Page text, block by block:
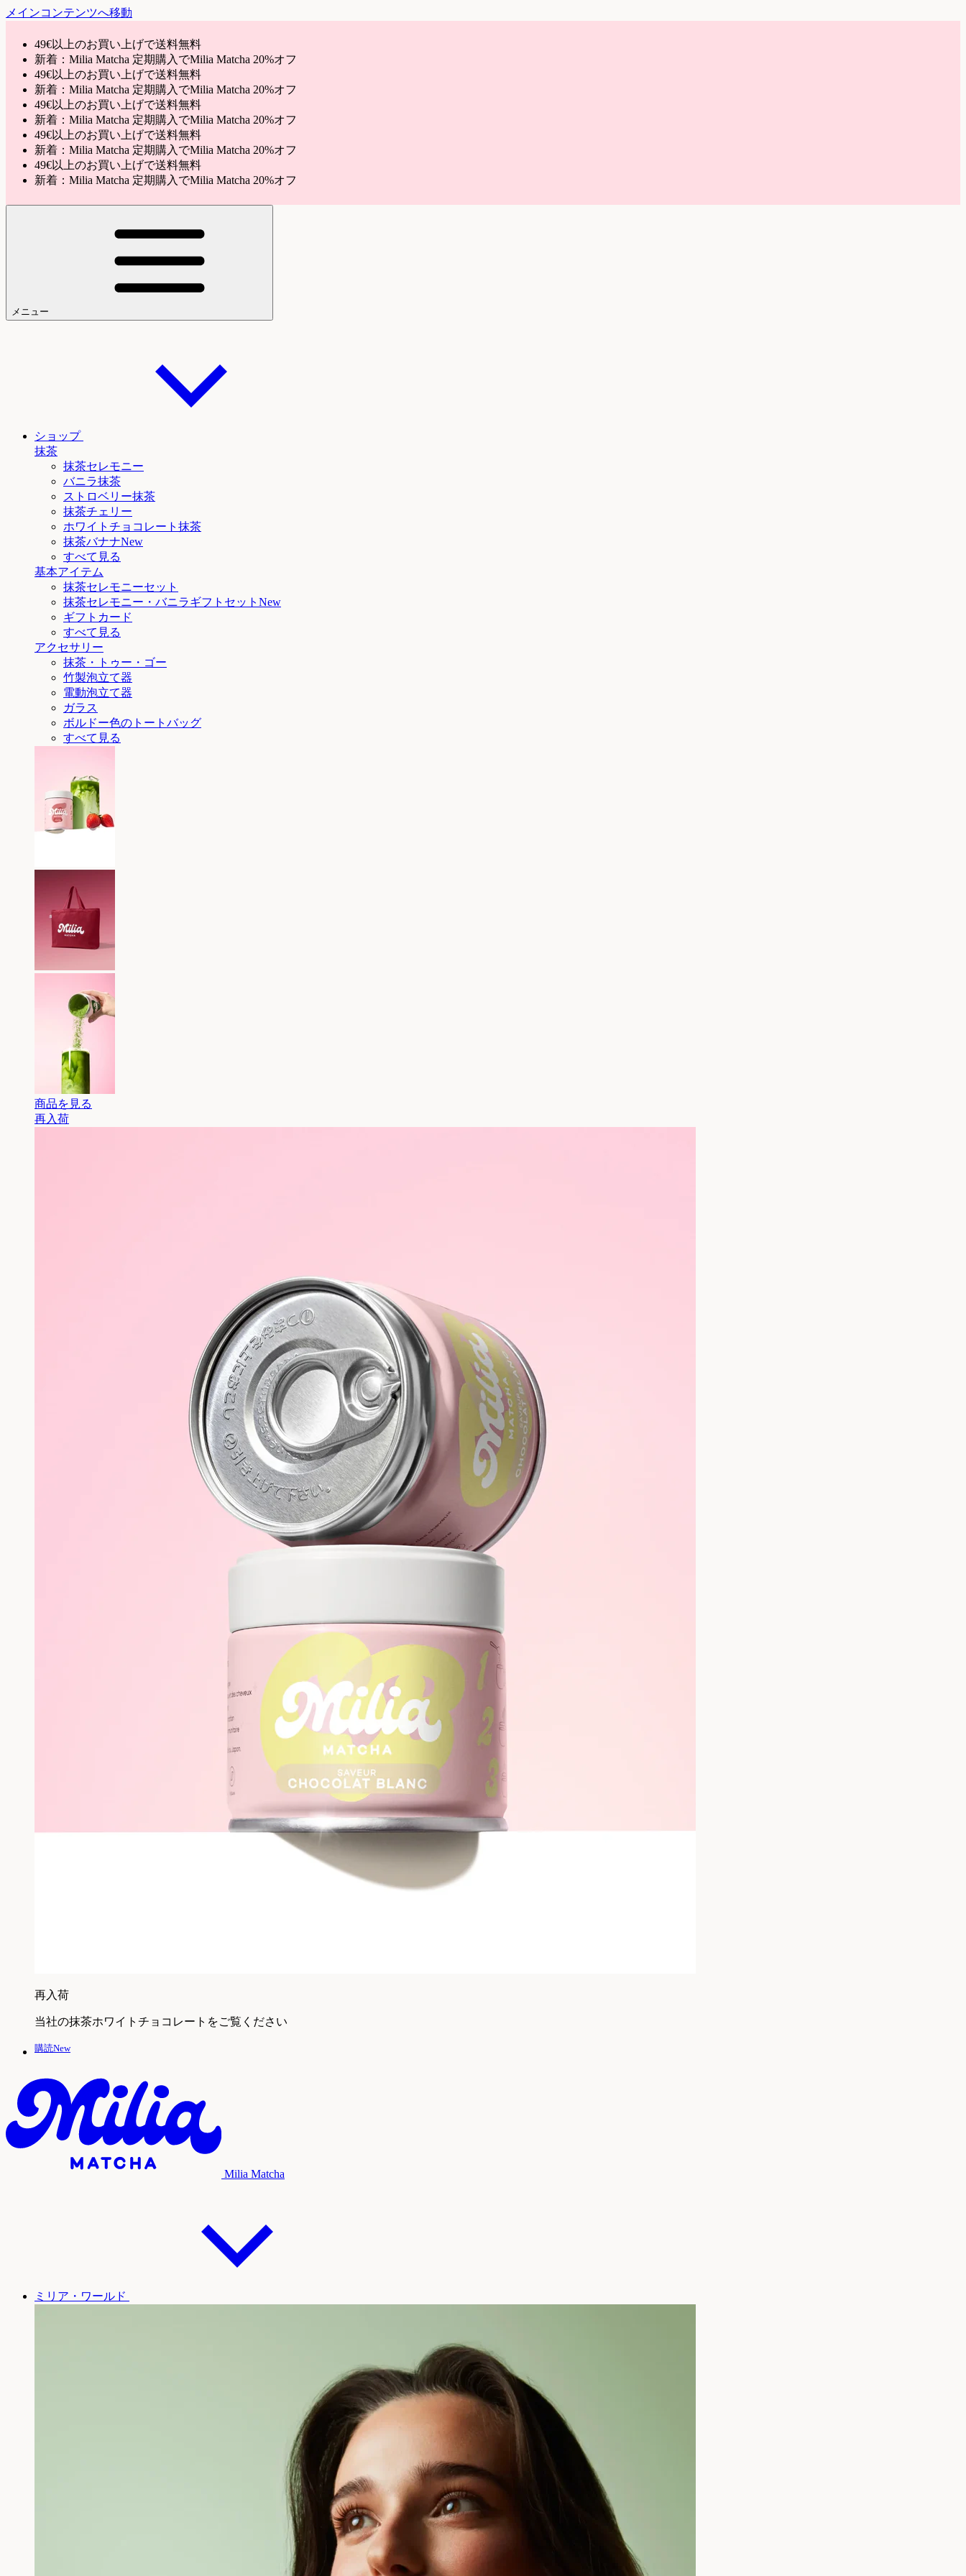
メインコンテンツへ移動
49€以上のお買い上げで送料無料
新着：Milia Matcha 定期購入でMilia Matcha 20%オフ
49€以上のお買い上げで送料無料
新着：Milia Matcha 定期購入でMilia Matcha 20%オフ
49€以上のお買い上げで送料無料
新着：Milia Matcha 定期購入でMilia Matcha 20%オフ
49€以上のお買い上げで送料無料
新着：Milia Matcha 定期購入でMilia Matcha 20%オフ
49€以上のお買い上げで送料無料
新着：Milia Matcha 定期購入でMilia Matcha 20%オフ
メニュー
ショップ
抹茶
抹茶セレモニー
バニラ抹茶
ストロベリー抹茶
抹茶チェリー
ホワイトチョコレート抹茶
抹茶バナナNew
すべて見る
基本アイテム
抹茶セレモニーセット
抹茶セレモニー ・バニラギフトセットNew
ギフトカード
すべて見る
アクセサリー
抹茶・トゥー・ゴー
竹製泡立て器
電動泡立て器
ガラス
ボルドー色のトートバッグ
すべて見る
商品を見る
再入荷
再入荷
当社の抹茶ホワイトチョコレートをご覧ください
購読New
Milia Matcha
ミリア・ワールド